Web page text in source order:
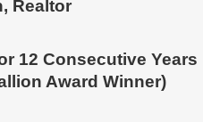
Realtor
12 Consecutive Years
Award Winner)